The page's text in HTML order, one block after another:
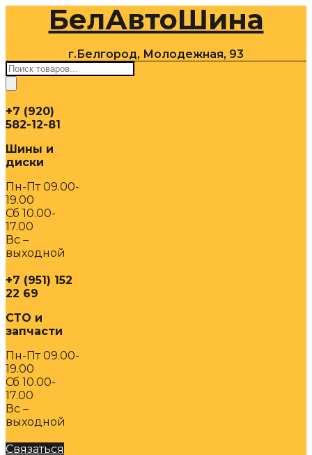
содержимомуБелАвтоШина
г.Белгород, Молодежная, 93
Поиск
товаров
+7 (920)
582-12-81
Шины и
диски
Пн-Пт 09.00-
19.00
Сб 10.00-
17.00
Вс –
выходной
+7 (951) 152
22 69
СТО и
запчасти
Пн-Пт 09.00-
19.00
Сб 10.00-
17.00
Вс –
выходной
Связаться